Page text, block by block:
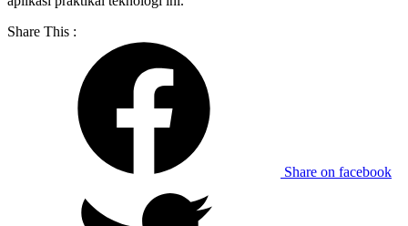
Share This :
Share on facebook